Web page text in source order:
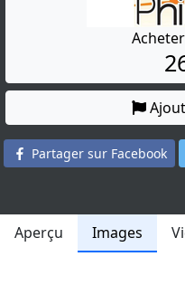
Partager sur Facebook
Aperçu Images